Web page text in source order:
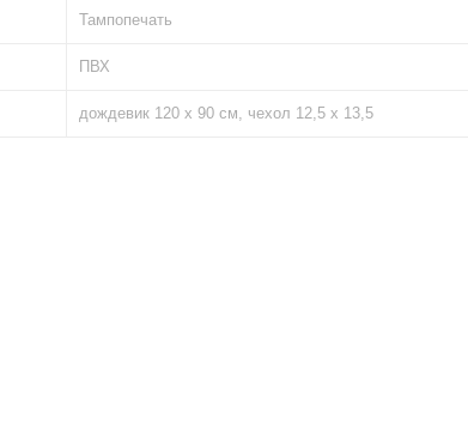
Тампопечать
ПВХ
дождевик 120 х 90 см, чехол 12,5 х 13,5